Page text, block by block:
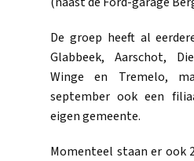
De groep heeft al
Glabbeek, Aarschot,
Winge en Tremelo,
september ook een
eigen gemeente.
Momenteel staan er ook